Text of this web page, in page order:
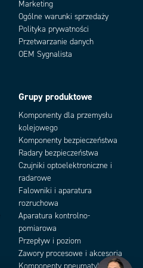
IP67
Czujnik kontrastu
LED
Zielony LED, LED czerwony,
Tak
31 x 81 x 58
12 mm
Add as new cart row
Marketing
Ogólne warunki sprzedaży
Polityka prywatności
Przetwarzanie danych
OEM Sygnalista
Grupy produktowe
Komponenty dla przemysłu
kolejowego
Komponenty bezpieczeństwa
Radary bezpieczeństwa
Czujniki optoelektroniczne i
radarowe
Falowniki i aparatura
rozruchowa
Aparatura kontrolno-
pomiarowa
Przepływ i poziom
Zawory procesowe i akcesoria